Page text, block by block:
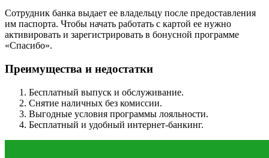
Сотрудник банка выдает ее владельцу после предоставления
им паспорта. Чтобы начать работать с картой ее нужно
активировать и зарегистрировать в бонусной программе
«Спасибо».
Преимущества и недостатки
Бесплатный выпуск и обслуживание.
Снятие наличных без комиссии.
Выгодные условия программы лояльности.
Бесплатный и удобный интернет-банкинг.